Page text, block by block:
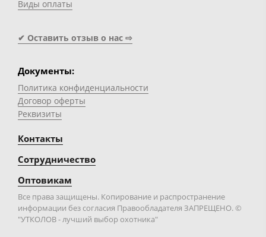
Виды оплаты
✔ Оставить отзыв о нас ⇨
Документы:
Политика конфиденциальности
Договор оферты
Реквизиты
Контакты
Сотрудничество
Оптовикам
Все права защищены. Копирование и распространение
информации без согласия Правообладателя ЗАПРЕЩЕНО. ©
"УТКОЛОВ - лучший выбор охотника"